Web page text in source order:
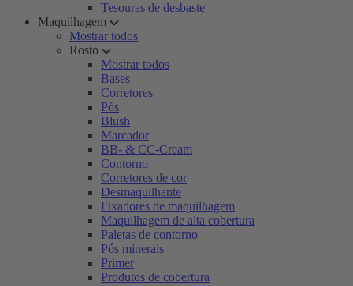
Tesouras de desbaste
Maquilhagem
Mostrar todos
Rosto
Mostrar todos
Bases
Corretores
Pós
Blush
Marcador
BB- & CC-Cream
Contorno
Corretores de cor
Desmaquilhante
Fixadores de maquilhagem
Maquilhagem de alta cobertura
Paletas de contorno
Pós minerais
Primer
Produtos de cobertura